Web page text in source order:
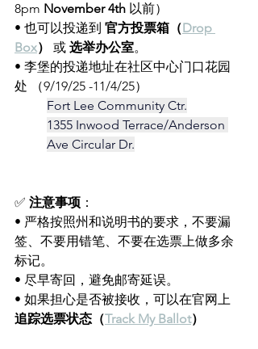
8pm November 4th 以前）
• 也可以投递到 官方投票箱（Drop
Box） 或 选举办公室。
• 李堡的投递地址在社区中心门口花园
处 （9/19/25 -11/4/25）
Fort Lee Community Ctr.
1355 Inwood Terrace/Anderson
Ave Circular Dr.
✅ 注意事项 ：
• 严格按照州和说明书的要求，不要漏
签、不要用错笔、不要在选票上做多余
标记。
• 尽早寄回，避免邮寄延误。
• 如果担心是否被接收，可以在官网上
追踪选票状态（Track My Ballot）